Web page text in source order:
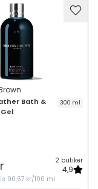
Bath &
300 ml
2 butiker
4,9
90,67 kr/100 ml